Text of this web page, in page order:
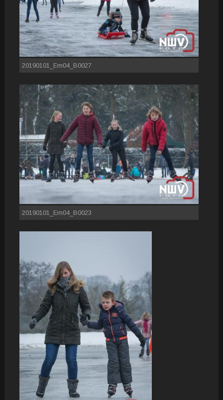
20190101_Em04_B0027
20190101_Em04_B0023